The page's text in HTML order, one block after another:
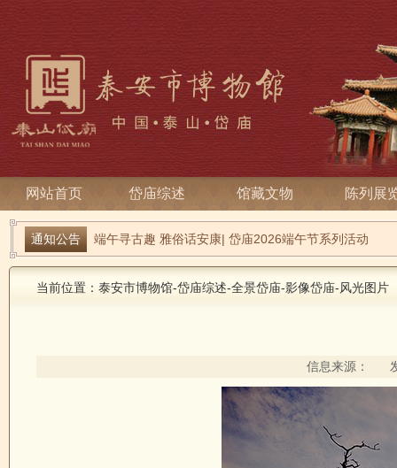
网站首页 岱庙综述 馆藏文物 陈列展
通知公告
端午寻古趣 雅俗话安康| 岱庙2026端午节系列活动
关于宋天贶殿壁画暂停预约参观的温馨提示
当前位置： 泰安市博物馆-岱庙综述-全景岱庙-影像岱庙-风光图片
信息来源：